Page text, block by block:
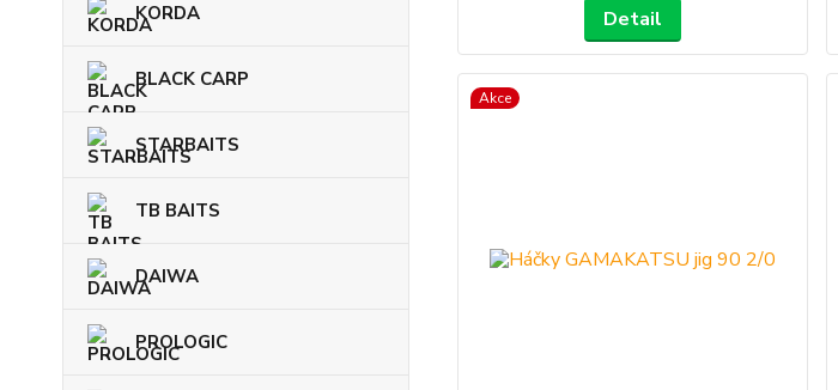
KORDA
BLACK CARP
STARBAITS
TB BAITS
DAIWA
PROLOGIC
Detail
Akce